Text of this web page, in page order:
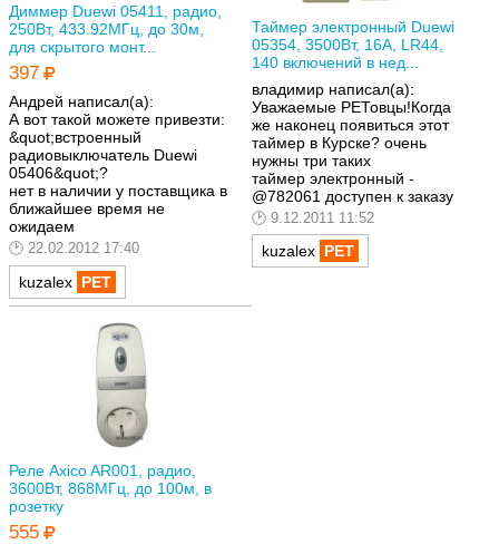
Диммер Duewi 05411, радио,
250Вт, 433.92МГц, до 30м,
для скрытого монт...
397
Андрей написал(а):
А вот такой можете привезти:
&quot;встроенный
радиовыключатель Duewi
05406&quot;?
нет в наличии у поставщика в
ближайшее время не
ожидаем
22.02.2012 17:40
kuzalex
Таймер электронный Duewi
05354, 3500Вт, 16А, LR44,
140 включений в нед...
владимир написал(а):
Уважаемые РЕТовцы!Когда
же наконец появиться этот
таймер в Курске? очень
нужны три таких
таймер электронный -
@782061 доступен к заказу
9.12.2011 11:52
kuzalex
Реле Axico AR001, радио,
3600Вт, 868МГц, до 100м, в
розетку
555